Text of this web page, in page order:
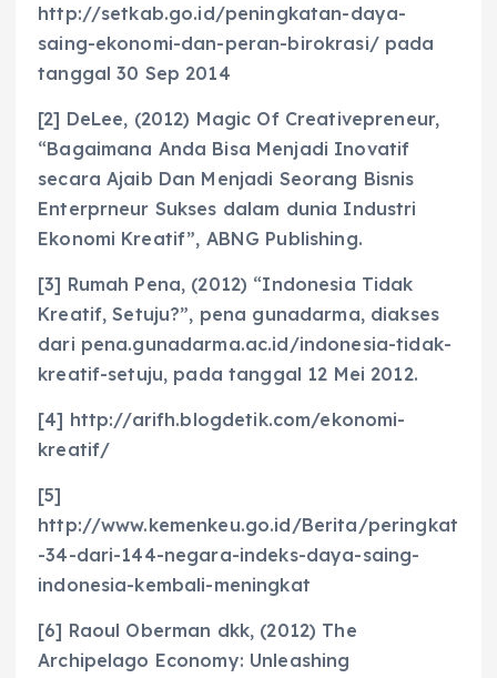
http://setkab.go.id/peningkatan-daya-
saing-ekonomi-dan-peran-birokrasi/ pada
tanggal 30 Sep 2014
[2] DeLee, (2012) Magic Of Creativepreneur,
“Bagaimana Anda Bisa Menjadi Inovatif
secara Ajaib Dan Menjadi Seorang Bisnis
Enterprneur Sukses dalam dunia Industri
Ekonomi Kreatif”, ABNG Publishing.
[3] Rumah Pena, (2012) “Indonesia Tidak
Kreatif, Setuju?”, pena gunadarma, diakses
dari pena.gunadarma.ac.id/indonesia-tidak-
kreatif-setuju, pada tanggal 12 Mei 2012.
[4] http://arifh.blogdetik.com/ekonomi-
kreatif/
[5]
http://www.kemenkeu.go.id/Berita/peringkat
-34-dari-144-negara-indeks-daya-saing-
indonesia-kembali-meningkat
[6] Raoul Oberman dkk, (2012) The
Archipelago Economy: Unleashing